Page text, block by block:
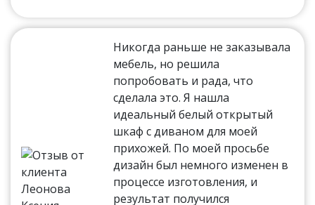
Никогда раньше не заказывала
мебель, но решила
попробовать и рада, что
сделала это. Я нашла
идеальный белый открытый
шкаф с диваном для моей
прихожей. По моей просьбе
дизайн был немного изменен в
процессе изготовления, и
результат получился